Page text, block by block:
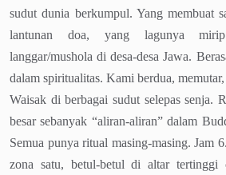
sudut dunia berkumpul. Yang membuat
lantunan doa, yang lagunya
langgar/mushola di desa-desa Jawa.
dalam spiritualitas. Kami berdua,
Waisak di berbagai sudut selepas senja.
besar sebanyak “aliran-aliran” dalam
Semua punya ritual masing-masing. Jam
zona satu, betul-betul di altar tertinggi